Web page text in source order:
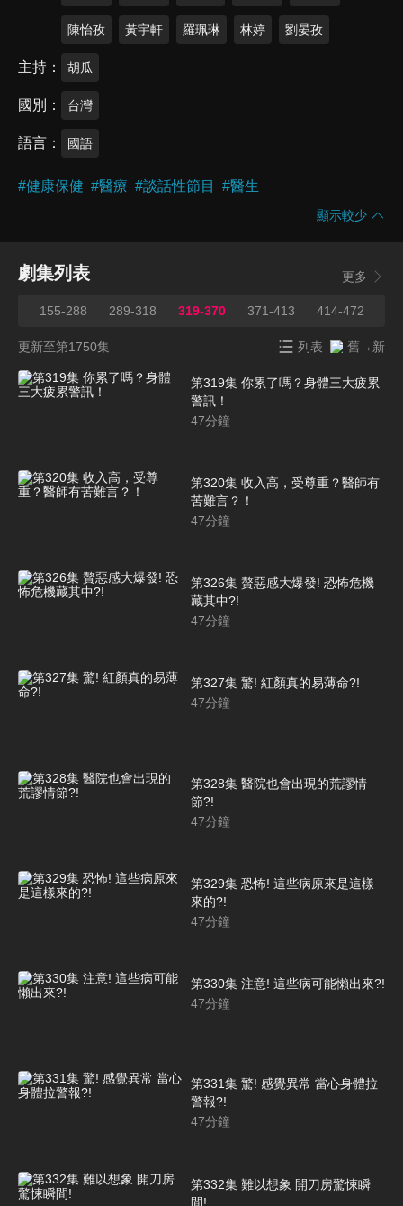
陳怡孜 黃宇軒 羅珮琳 林婷 劉晏孜
主持 胡瓜
國別 台灣
語言 國語
#健康保健 #醫療 #談話性節目 #醫生
顯示較少
劇集列表 更多
155-288 289-318 319-370 371-413 414-472
更新至第1750集 列表 舊→新
第319集 你累了嗎？身體三大疲累
警訊！
47分鐘
第320集 收入高，受尊重？醫師有
苦難言？！
47分鐘
第326集 贅惡感大爆發! 恐怖危機
藏其中?!
47分鐘
第327集 驚! 紅顏真的易薄命?!
47分鐘
第328集 醫院也會出現的荒謬情
節?!
47分鐘
第329集 恐怖! 這些病原來是這樣
來的?!
47分鐘
第330集 注意! 這些病可能懶出來?!
47分鐘
第331集 驚! 感覺異常 當心身體拉
警報?!
47分鐘
第332集 難以想象 開刀房驚悚瞬
間!